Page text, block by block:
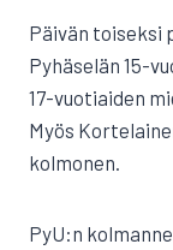
Päivän toiseksi
Pyhäselän 15-
17-vuotiaiden
Myös
kolmonen.
PyU:n